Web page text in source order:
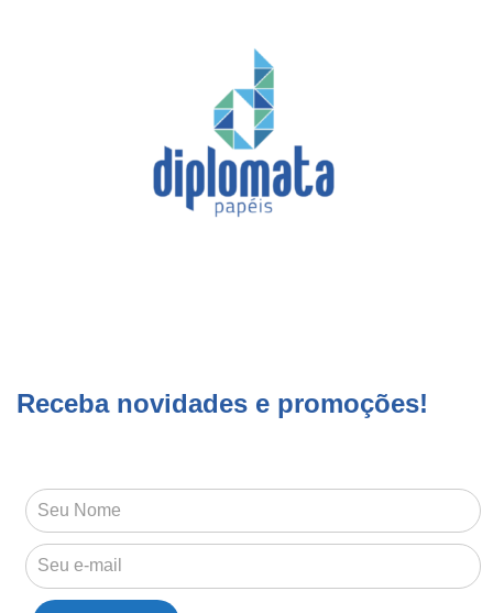
Receba novidades e promoções!